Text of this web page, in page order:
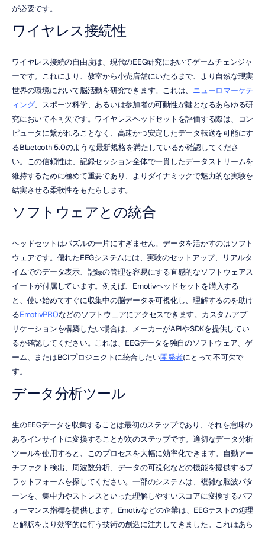
が必要です。
ワイヤレス接続性
ワイヤレス接続の自由度は、現代のEEG研究においてゲームチェンジャ
ーです。これにより、教室から小売店舗にいたるまで、より自然な現実
世界の環境において脳活動を研究できます。これは、 ニューロマーケテ
ィング、スポーツ科学、あるいは参加者の可動性が鍵となるあらゆる研
究において不可欠です。ワイヤレスヘッドセットを評価する際は、コン
ピュータに繋がれることなく、高速かつ安定したデータ転送を可能にす
るBluetooth 5.0のような最新規格を満たしているか確認してくださ
い。この信頼性は、記録セッション全体で一貫したデータストリームを
維持するために極めて重要であり、よりダイナミックで魅力的な実験を
結実させる柔軟性をもたらします。
ソフトウェアとの統合
ヘッドセットはパズルの一片にすぎません。データを活かすのはソフト
ウェアです。優れたEEGシステムには、実験のセットアップ、リアルタ
イムでのデータ表示、記録の管理を容易にする直感的なソフトウェアス
イートが付属しています。例えば、Emotivヘッドセットを購入する
と、使い始めてすぐに収集中の脳データを可視化し、理解するのを助け
るEmotivPROなどのソフトウェアにアクセスできます。カスタムアプ
リケーションを構築したい場合は、メーカーがAPIやSDKを提供してい
るか確認してください。これは、EEGデータを独自のソフトウェア、ゲ
ーム、またはBCIプロジェクトに統合したい開発者にとって不可欠で
す。
データ分析ツール
生のEEGデータを収集することは最初のステップであり、それを意味の
あるインサイトに変換することが次のステップです。適切なデータ分析
ツールを使用すると、このプロセスを大幅に効率化できます。自動アー
チファクト検出、周波数分析、データの可視化などの機能を提供するプ
ラットフォームを探してください。一部のシステムは、複雑な脳波パタ
ーンを、集中力やストレスといった理解しやすいスコアに変換するパフ
ォーマンス指標を提供します。Emotivなどの企業は、EEGテストの処理
と解釈をより効率的に行う技術の創造に注力してきました。これはあら